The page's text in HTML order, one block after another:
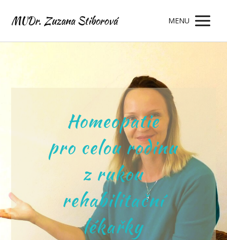
MUDr. Zuzana Stiborová MENU
Homeopatie
pro celou rodinu
z rukou
rehabilitační
lékařky